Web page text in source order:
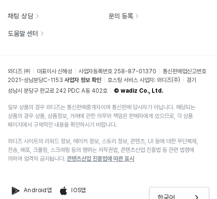
한국어
채팅 상담 문의 등록
도움말 센터
와디즈 ㈜ 대표이사 신혜성 사업자등록번호 258-87-01370
통신판매업신고번호
2021-성남분당C-1153 사업자 정보 확인 호스팅 서비스 사업자: 와디즈(주)
경기
성남시 분당구 판교로 242 PDC A동 402호
© wadiz Co., Ltd.
일부 상품의 경우 와디즈는 통신판매중개자이며 통신판매 당사자가 아닙니다. 해당되는
상품의 경우 상품, 상품정보, 거래에 관한 의무와 책임은 판매자에게 있으므로, 각 상품
페이지에서 구체적인 내용을 확인하시기 바랍니다.
와디즈 사이트의 리워드 정보, 메이커 정보, 스토리 정보, 콘텐츠, UI 등에 대한 무단복제,
전송, 배포, 크롤링, 스크래핑 등의 행위는 저작권법, 콘텐츠산업 진흥법 등 관련 법령에
의하여 엄격히 금지됩니다. 콘텐츠산업 진흥법에 따른 표시
Android앱 IOS앱